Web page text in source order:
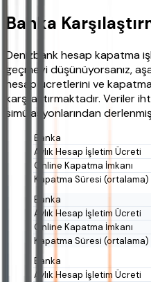
Banka
Denizbank hesap kapatma
geçmeyi düşünüyorsanız,
hesap ücretlerini ve kapatma
karşılaştırmaktadır. Veriler
simülasyonlarından